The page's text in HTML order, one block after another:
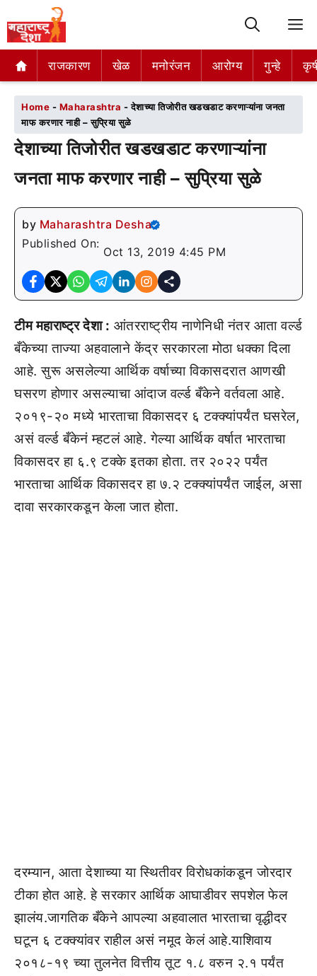
राजकारण खेळ मनोरंजन आरोग्य गुन्हे
राजकारण खेळ मनोरंजन आरोग्य गुन्हे
Home - Maharashtra -देशाच्या तिजोरीत खडखडाट करणाऱ्यांना जनता
माफ करणार नाही – सुप्रिया सुळे
देशाच्या तिजोरीत खडखडाट करणाऱ्यांना
जनता माफ करणार नाही – सुप्रिया सुळे
by Maharashtra Desha
Published On:
Oct 13, 2019 4:45 PM
टीम महाराष्ट्र देशा : आंतरराष्ट्रीय नाणेनिधी नंतर आता वर्ल्ड
बँकेच्या ताज्या अहवालाने केंद्र सरकारला मोठा धक्का दिला
आहे. सुरू असलेल्या आर्थिक वर्षाच्या विकासदरात आणखी
घसरण होणार असल्याचा आंदाज वर्ल्ड बँकेने वर्तवला आहे.
२०१९-२० मध्ये भारताचा विकासदर ६ टक्क्यांपर्यंत घसरेल,
असं वर्ल्ड बँकेनं म्हटलं आहे. गेल्या आर्थिक वर्षात भारताचा
विकासदर हा ६.९ टक्के इतका होता. तर २०२२ पर्यंत
भारताचा आर्थिक विकासदर हा ७.२ टक्क्यांपर्यंत जाईल, असा
दावा सरकारकडून केला जात होता.
दरम्यान, आता देशाच्या या स्थितीवर विरोधकांकडून जोरदार
टीका होत आहे. हे सरकार आर्थिक आघाडीवर सपशेल फेल
झालंय.जागतिक बँकेने आपल्या अहवालात भारताचा वृद्धीदर
घटून ६ टक्क्यांवर राहील असं नमूद केलं आहे.याशिवाय
२०१८-१९ च्या तुलनेत वित्तीय तूट १.८ वरुन २.१ पर्यंत